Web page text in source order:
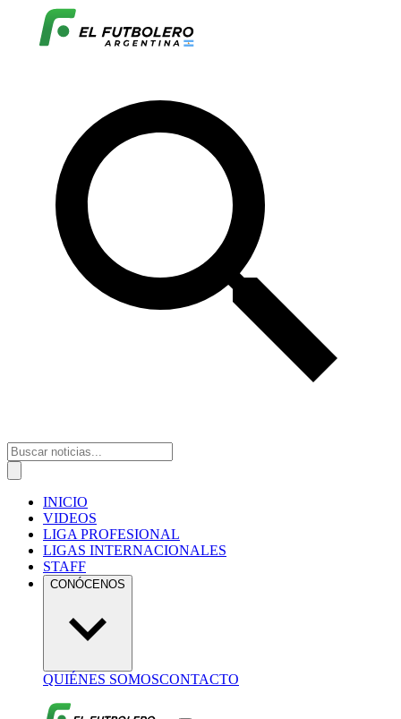
INICIO
VIDEOS
LIGA PROFESIONAL
LIGAS INTERNACIONALES
STAFF
CONÓCENOS
QUIÉNES SOMOSCONTACTO